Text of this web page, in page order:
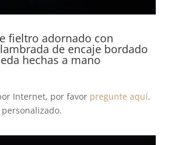
fieltro adornado con
de encaje bordado
hechas a mano
Internet, por favor pregunte aquí.